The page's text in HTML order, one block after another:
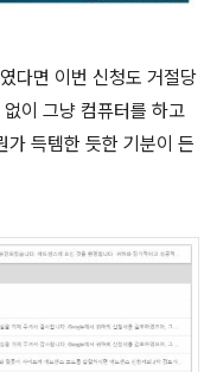
다면 이번 신청도 거절당
이 그냥 컴퓨터를 하고
가 득템한 듯한 기분이 든